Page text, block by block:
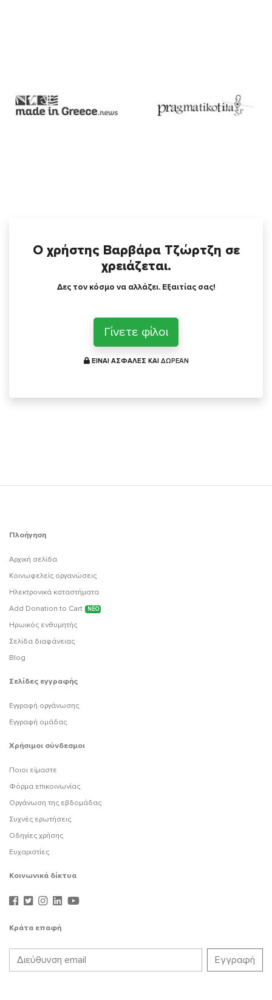
Ο χρήστης Βαρβάρα Τζώρτζη σε
χρειάζεται.
Δες τον κόσμο να αλλάζει. Εξαιτίας σας!
Γίνετε φίλοι
ΕΙΝΑΙ ΑΣΦΑΛΕΣ ΚΑΙ ΔΩΡΕΑΝ
Πλοήγηση
Αρχική σελίδα
Κοινωφελείς οργανώσεις
Ηλεκτρονικά καταστήματα
Add Donation to Cart
ΝΕΟ
Ηρωικός ενθυμητής
Σελίδα διαφάνειας
Blog
Σελίδες εγγραφής
Εγγραφή οργάνωσης
Εγγραφή ομάδας
Χρήσιμοι σύνδεσμοι
Ποιοι είμαστε
Φόρμα επικοινωνίας
Οργάνωση της εβδομάδας
Συχνές ερωτήσεις
Οδηγίες χρήσης
Ευχαριστίες
Κοινωνικά δίκτυα
Κράτα επαφή